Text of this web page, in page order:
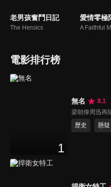
老男孩奮鬥日記
The Heroics
愛情零極
A Faithful
電影排行榜
1
無名
8.1
梁朝偉周迅再
歷史
懸疑